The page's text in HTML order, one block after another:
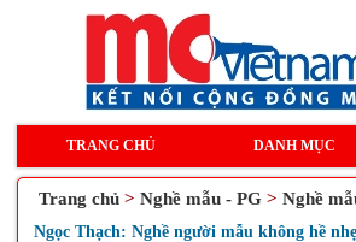
TRANG CHỦ DANH MỤC
Trang chủ > Nghề mẫu - PG> Nghề
Ngọc Thạch: Nghề người mẫu không hề